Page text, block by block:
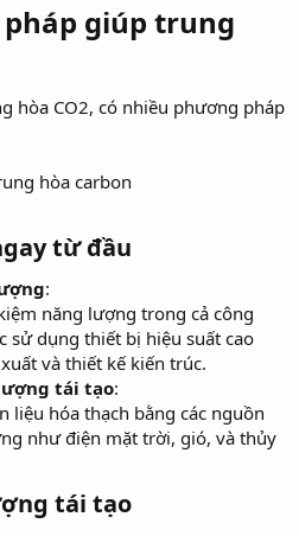
giúp trung
hòa CO2, có nhiều phương pháp
từ đầu
:
năng lượng trong cả công
sử dụng thiết bị hiệu suất cao
và thiết kế kiến trúc.
tái tạo:
liệu hóa thạch bằng các nguồn
như điện mặt trời, gió, và thủy
tái tạo